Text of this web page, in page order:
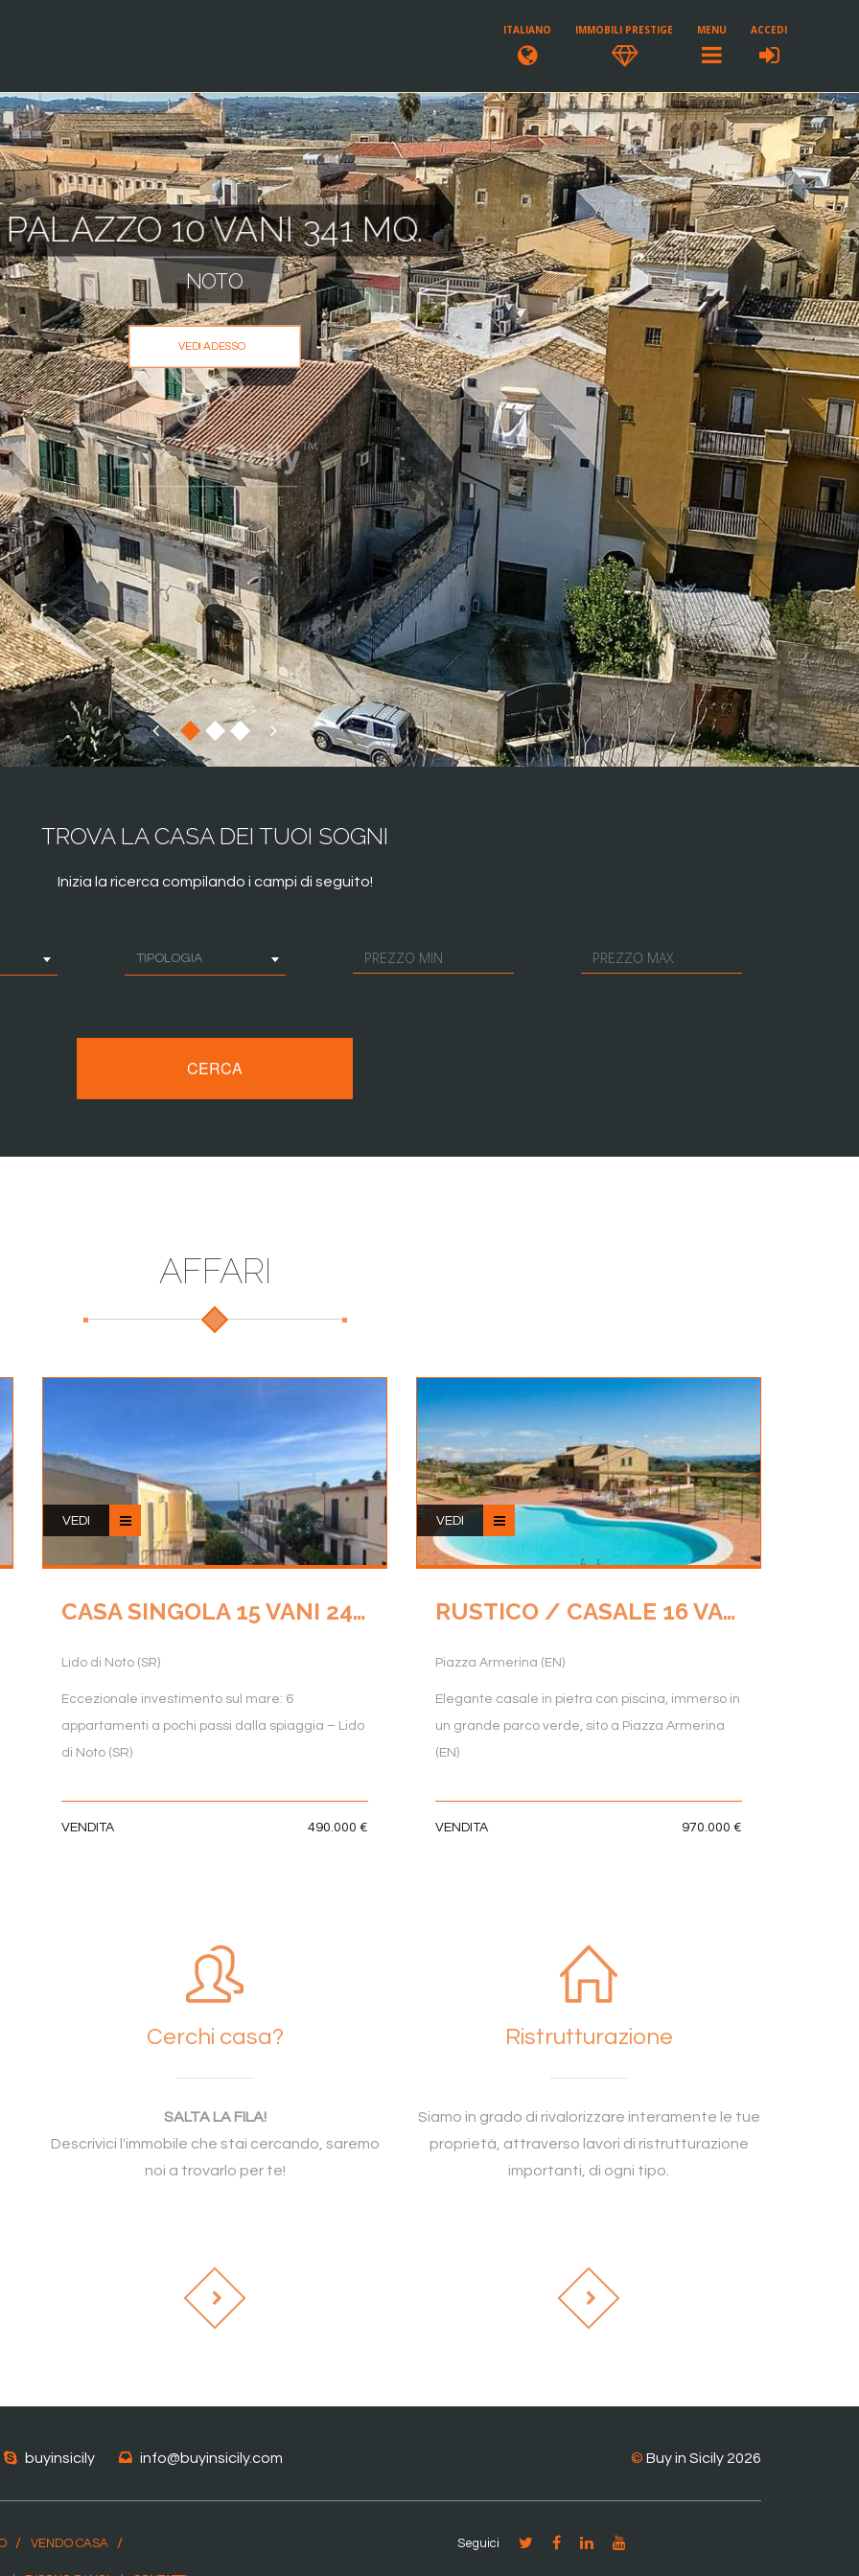
ITALIANO IMMOBILI PRESTIGE MENU ACCEDI
PALAZZO 10 VANI 341 MQ.
NOTO
VEDI ADESSO
TROVA LA CASA DEI TUOI SOGNI
Inizia la ricerca compilando i campi di seguito!
TIPOLOGIA
CERCA
AFFARI
VEDI
CASA SINGOLA 15 VANI 245 MQ.
Lido di Noto (SR)
Eccezionale investimento sul mare: 6
appartamenti a pochi passi dalla spiaggia – Lido
di Noto (SR)
VENDITA 490.000 €
VEDI
RUSTICO / CASALE 16 VANI 1000 MQ.
Piazza Armerina (EN)
Elegante casale in pietra con piscina, immerso in
un grande parco verde, sito a Piazza Armerina
(EN)
VENDITA 970.000 €
Cerchi casa?
SALTA LA FILA!
Descrivici l'immobile che stai cercando, saremo
noi a trovarlo per te!
Ristrutturazione
Siamo in grado di rivalorizzare interamente le tue
proprietà, attraverso lavori di ristrutturazione
importanti, di ogni tipo.
buyinsicily info@buyinsicily.com © Buy in Sicily 2026
VENDO CASA Seguici